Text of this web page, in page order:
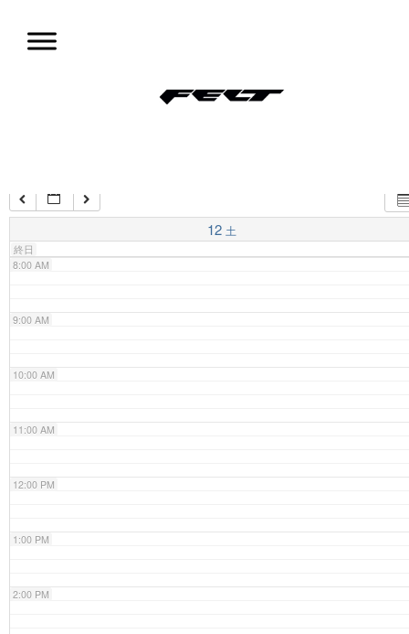
ン
12 土
終日
4:00 AM
7:00 AM
8:00 AM
9:00 AM
10:00 AM
11:00 AM
12:00 PM
1:00 PM
2:00 PM